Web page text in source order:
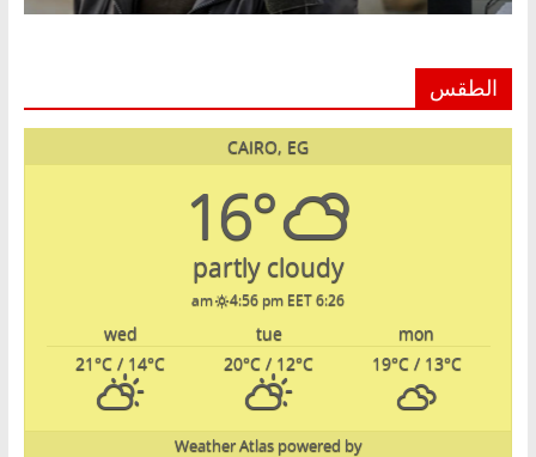
الطقس
CAIRO, EG
16°
partly cloudy
6:26 am
4:56 pm EET
mon
tue
wed
19°C/ 13°C
20°C / 12°C
21°C / 14°C
powered by
Weather Atlas